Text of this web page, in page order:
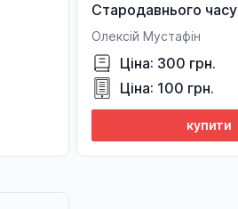
Стародавнього часу
Олексій Мустафін
Ціна: 300 грн.
Ціна: 100 грн.
купити